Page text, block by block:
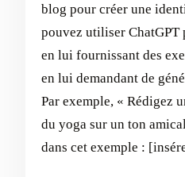
blog pour créer une
pouvez utiliser
en lui fournissant des
en lui demandant de
Par exemple, « Rédigez
du yoga sur un ton
dans cet exemple :